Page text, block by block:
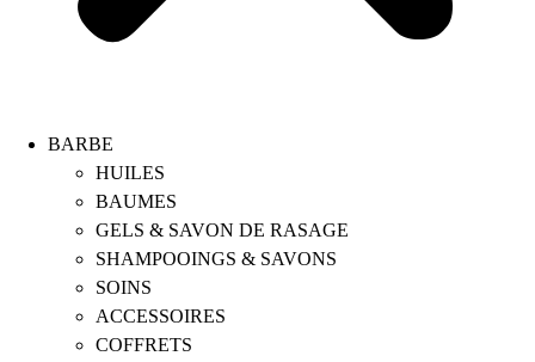
BARBE
HUILES
BAUMES
GELS & SAVON DE RASAGE
SHAMPOOINGS & SAVONS
SOINS
ACCESSOIRES
COFFRETS